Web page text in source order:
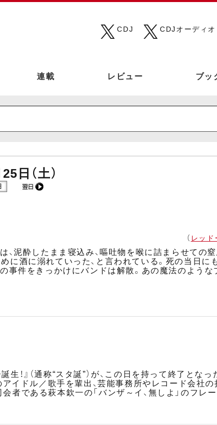
CDJ
CDJオーディオ
連載 レビュー ブッ
日（土）
（ レッド
、泥酔したまま寝込み、嘔吐物を喉に詰まらせての
に酒に溺れていった、と言われている。死の当日に
事件をきっかけにバンドは解散。あの魔法のよう
』（通称“スタ誕”）が、この日を持って終了となっ
アイドル／歌手を輩出、芸能事務所やレコード会社
である萩本欽一の「バンザ～イ、無しよ」のフレ